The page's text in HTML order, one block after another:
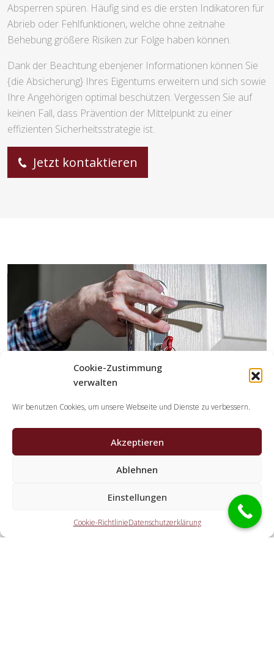
Cookie-Zustimmung
verwalten
Wir benutzen Cookies, um unsere Webseite und Dienste zu verbessern.
Akzeptieren
Ablehnen
Einstellungen
Cookie-RichtlinieDatenschutzerklärung
Absperren spüren. Häufig sind es die ersten Indikatoren für
Abrieb oder Fehlfunktionen, welche ohne zeitnahe
Behebung größere Risiken zur Folge haben können.
Dank der Beachtung ebenjener Informationen können Sie
{die Absicherung} Ihres Eigentums erweitern und sich sowie
Ihre Angehörigen optimal beschützen. Vergessen Sie auf
keinen Fall, dass Prävention der Mittelpunkt zu einer
effizienten Sicherheitsstrategie ist.
Jetzt kontaktieren
Schlüsseldienst Spezialisten?
Die Partner übernehmen alle Leistungen, die Sie von einem
Schlüsseldienst erwarten. Dazu zählt die Öffnung der